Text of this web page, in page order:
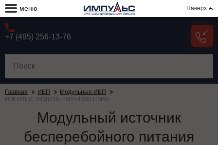
меню Наверх
+7 (495) 256-13-76
Главная ИБП
Модульные ИБП
ИМПУЛЬС МОДУЛЬ 2000-1600 СМ50
Модульный источник
бесперебойного питания